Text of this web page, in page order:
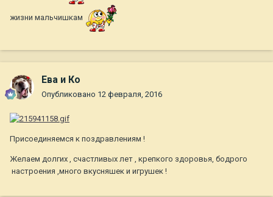
жизни мальчишкам
Ева и Ко
Опубликовано 12 февраля, 2016
Присоединяемся к поздравлениям !
Желаем долгих , счастливых лет , крепкого здоровья, бодрого
настроения ,много вкусняшек и игрушек !